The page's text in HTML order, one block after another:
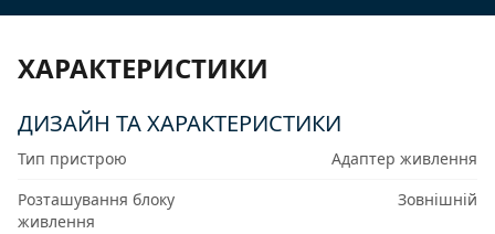
ХАРАКТЕРИСТИКИ
ДИЗАЙН ТА ХАРАКТЕРИСТИКИ
Тип пристрою
Адаптер живлення
Розташування блоку
живлення
Зовнішній